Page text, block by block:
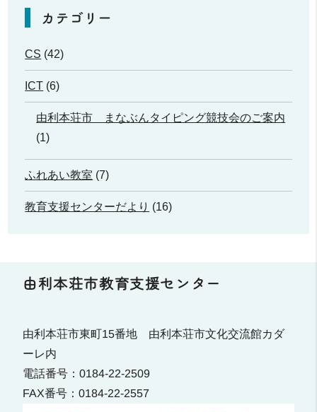
カテゴリー
CS (42)
ICT (6)
由利本荘市 まなぶんタイピング競技会のご案内
(1)
ふれあい教室 (7)
教育支援センターだより (16)
由利本荘市教育支援センター
由利本荘市東町15番地 由利本荘市文化交流館カダ
ーレ内
電話番号：0184-22-2509
FAX番号：0184-22-2557